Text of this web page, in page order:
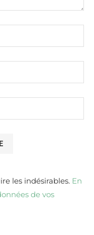
les indésirables. En
de vos